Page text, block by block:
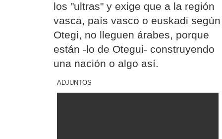
los "ultras" y exige que a la región
vasca, país vasco o euskadi según
Otegi, no lleguen árabes, porque
están -lo de Otegui- construyendo
una nación o algo así.
ADJUNTOS